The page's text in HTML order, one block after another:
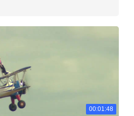
00:01:48